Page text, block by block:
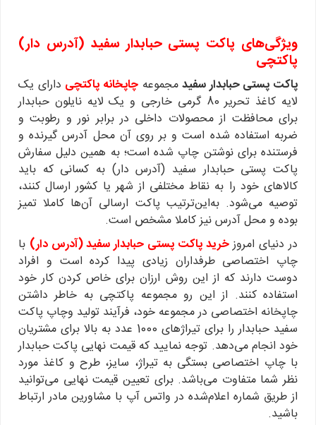
ویژگی‌های پاکت پستی حبابدار سفید (آدرس‌ دار)
پاکتچی
پاکت پستی حبابدار سفیدمجموعهچاپخانه پاکتچی دارای یک
لایه کاغذ تحریر 80 گرمی خارجی و یک لایه نایلون حبابدار
برای محافظت از محصولات داخلی در برابر نور و رطوبت و
ضربه استفاده شده است و بر روی آن محل آدرس گیرنده و
فرستنده برای نوشتن چاپ شده است؛ به همین دلیل سفارش
پاکت پستی حبابدار سفید (آدرس دار) به کسانی که باید
کالاهای خود را به نقاط مختلفی از شهر یا کشور ارسال کنند،
توصیه می‌شود. به‌این‌ترتیب پاکت ارسالی آن‌ها کاملا تمیز
بوده و محل آدرس نیز کاملا مشخص است.
در دنیای امروزخرید پاکت پستی حبابدار سفید (آدرس‌ دار) با
چاپ اختصاصی طرفداران زیادی پیدا کرده است و افراد
دوست دارند که از این روش ارزان برای خاص کردن کار خود
استفاده کنند. از این رو مجموعه پاکتچی به خاطر داشتن
چاپخانه اختصاصی در مجموعه خود، فرآیند تولید وچاپ پاکت
سفید حبابدار را برای تیراژهای 1000 عدد به بالا برای مشتریان
خود انجام می‌دهد. توجه نمایید که قیمت نهایی پاکت حبابدار
با چاپ اختصاصی بستگی به تیراژ، سایز، طرح و کاغذ مورد
نظر شما متفاوت می‌باشد. برای تعیین قیمت نهایی می‌توانید
از طریق شماره اعلام‌شده در واتس آپ با مشاورین مادر ارتباط
باشید.